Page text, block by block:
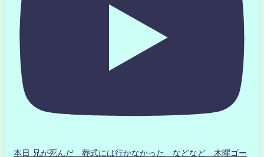
本日 兄が死んだ 葬式には行かなかった などなど 木曜ゴー